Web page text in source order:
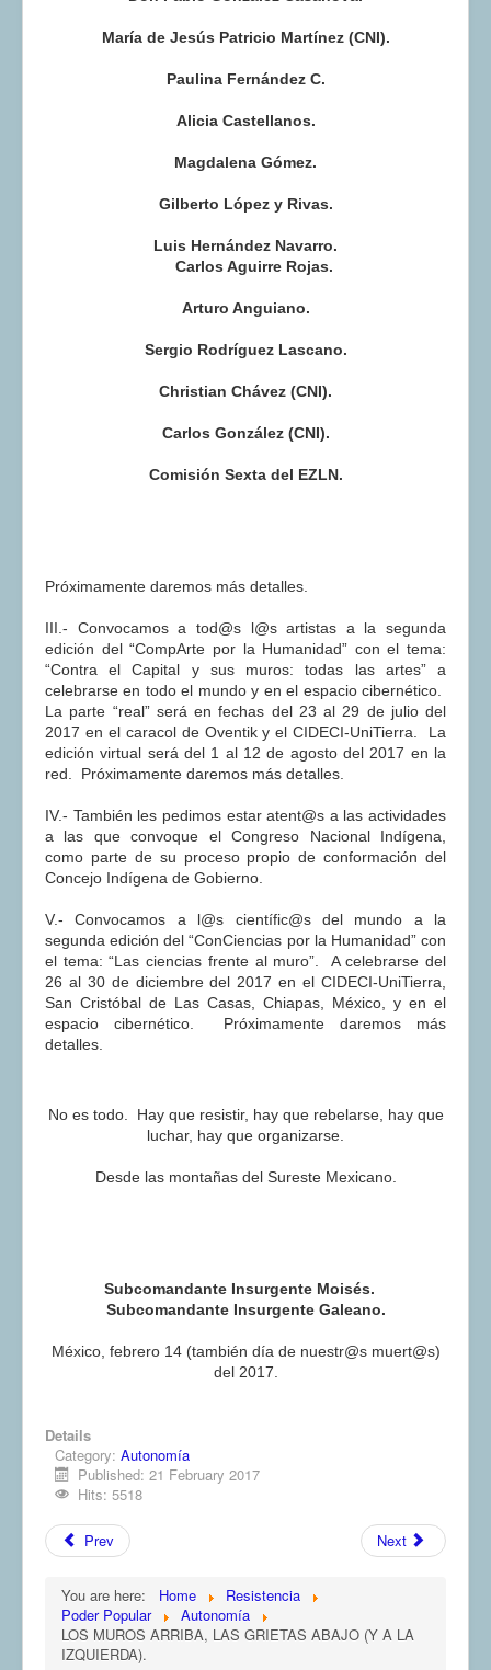
María de Jesús Patricio Martínez (CNI).
Paulina Fernández C.
Alicia Castellanos.
Magdalena Gómez.
Gilberto López y Rivas.
Luis Hernández Navarro.
Carlos Aguirre Rojas.
Arturo Anguiano.
Sergio Rodríguez Lascano.
Christian Chávez (CNI).
Carlos González (CNI).
Comisión Sexta del EZLN.
Próximamente daremos más detalles.
III.- Convocamos a tod@s l@s artistas a la segunda
edición del “CompArte por la Humanidad” con el tema:
“Contra el Capital y sus muros: todas las artes” a
celebrarse en todo el mundo y en el espacio cibernético.
La parte “real” será en fechas del 23 al 29 de julio del
2017 en el caracol de Oventik y el CIDECI-UniTierra. La
edición virtual será del 1 al 12 de agosto del 2017 en la
red. Próximamente daremos más detalles.
IV.- También les pedimos estar atent@s a las actividades
a las que convoque el Congreso Nacional Indígena,
como parte de su proceso propio de conformación del
Concejo Indígena de Gobierno.
V.- Convocamos a l@s científic@s del mundo a la
segunda edición del “ConCiencias por la Humanidad” con
el tema: “Las ciencias frente al muro”. A celebrarse del
26 al 30 de diciembre del 2017 en el CIDECI-UniTierra,
San Cristóbal de Las Casas, Chiapas, México, y en el
espacio cibernético. Próximamente daremos más
detalles.
No es todo. Hay que resistir, hay que rebelarse, hay que
luchar, hay que organizarse.
Desde las montañas del Sureste Mexicano.
Subcomandante Insurgente Moisés.
Subcomandante Insurgente Galeano.
México, febrero 14 (también día de nuestr@s muert@s)
del 2017.
Details
Category: Autonomía
Published: 21 February 2017
Hits: 5518
Prev Next
You are here: Home
Resistencia
Poder Popular
Autonomía
LOS MUROS ARRIBA, LAS GRIETAS ABAJO (Y A LA
IZQUIERDA).